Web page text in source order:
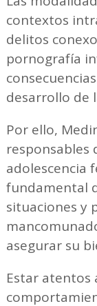
contextos
delitos
pornografía
desarrollo de
Por ello,
responsables
adolescencia
fundamental
situaciones y
asegurar su
Estar atentos